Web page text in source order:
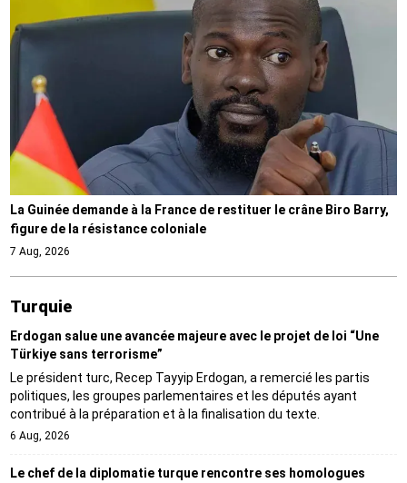
La Guinée demande à la France de restituer le crâne Biro Barry,
figure de la résistance coloniale
7 Aug, 2026
Turquie
Erdogan salue une avancée majeure avec le projet de loi “Une
Türkiye sans terrorisme”
Le président turc, Recep Tayyip Erdogan, a remercié les partis
politiques, les groupes parlementaires et les députés ayant
contribué à la préparation et à la finalisation du texte.
6 Aug, 2026
Le chef de la diplomatie turque rencontre ses homologues